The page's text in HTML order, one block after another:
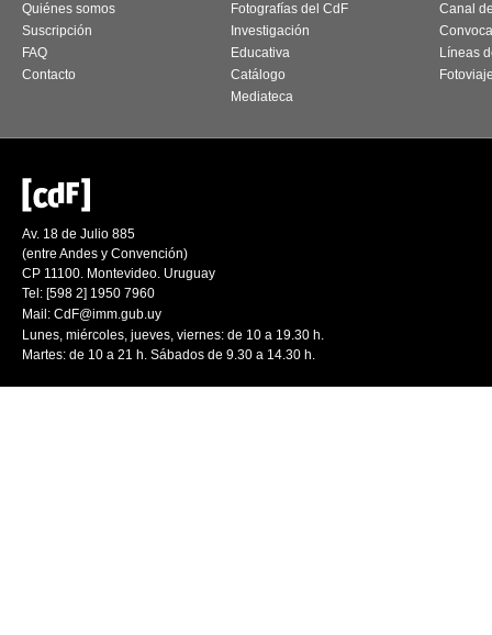
Quiénes somos
Suscripción
FAQ
Contacto
Fotografías del CdF
Investigación
Educativa
Catálogo
Mediateca
Canal
Líneas
Av. 18 de Julio 885
(entre Andes y Convención)
CP 11100. Montevideo. Uruguay
Tel: [598 2] 1950 7960
Mail: CdF@imm.gub.uy
Lunes, miércoles, jueves, viernes: de 10 a 19.30 h.
Martes: de 10 a 21 h. Sábados de 9.30 a 14.30 h.